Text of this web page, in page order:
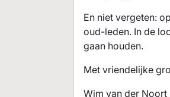
En niet vergeten:
oud-leden. In de
gaan houden.
Met vriendelijke
Wim van der Noort